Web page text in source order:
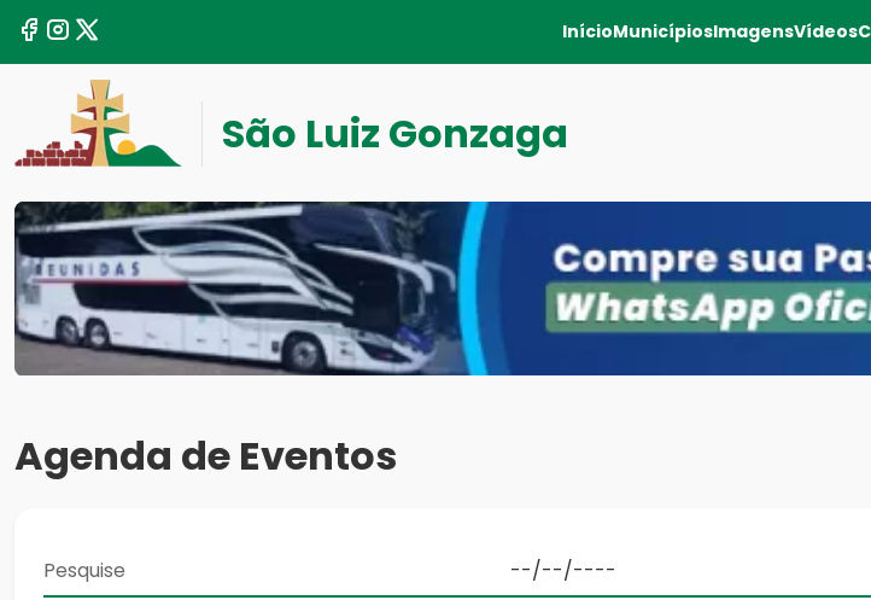
InícioMunicípiosImagensVídeos
São Luiz Gonzaga
Agenda de Eventos